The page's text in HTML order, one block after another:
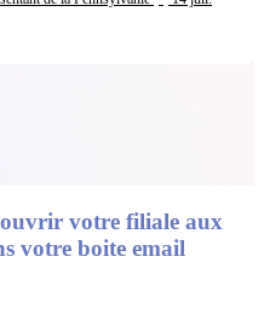
votre filiale aux
votre boite email